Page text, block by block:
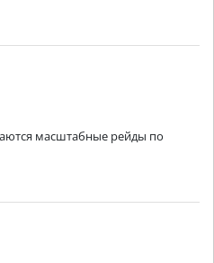
масштабные рейды по